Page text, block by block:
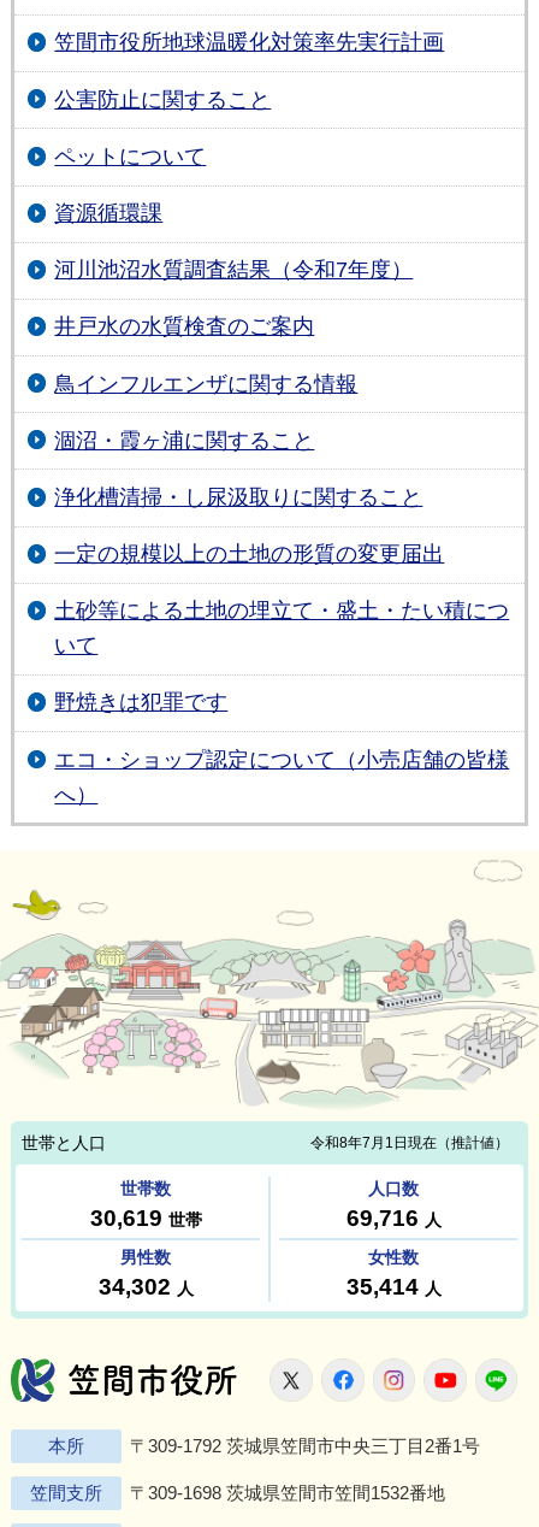
笠間市役所地球温暖化対策率先実行計画
公害防止に関すること
ペットについて
資源循環課
河川池沼水質調査結果（令和7年度）
井戸水の水質検査のご案内
鳥インフルエンザに関する情報
涸沼・霞ヶ浦に関すること
浄化槽清掃・し尿汲取りに関すること
一定の規模以上の土地の形質の変更届出
土砂等による土地の埋立て・盛土・たい積につ
いて
野焼きは犯罪です
エコ・ショップ認定について（小売店舗の皆様
へ）
笠間市役所
X FacebookInstagram
本所 〒309-1792 茨城県笠間市中央三丁目2番1号
笠間支所 〒309-1698 茨城県笠間市笠間1532番地